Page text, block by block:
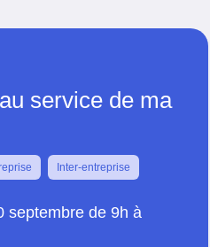
service de ma
Inter-entreprise
septembre de 9h à